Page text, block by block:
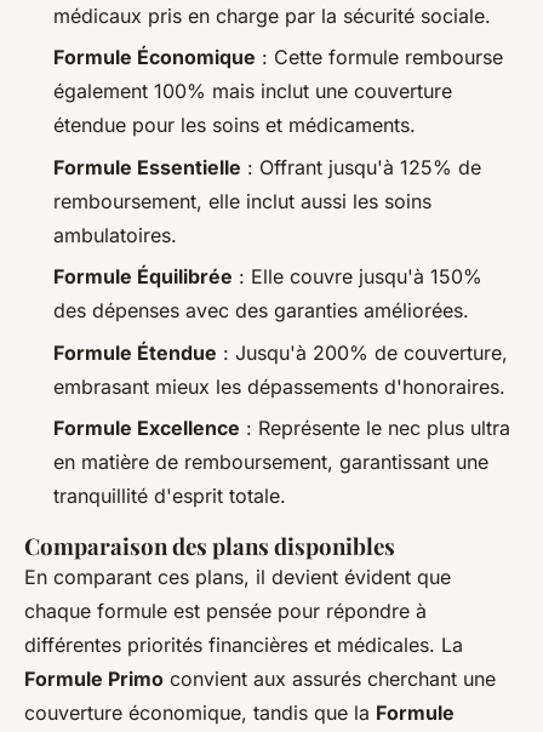
médicaux pris en charge par la sécurité sociale.
Formule Économique : Cette formule rembourse
également 100% mais inclut une couverture
étendue pour les soins et médicaments.
Formule Essentielle : Offrant jusqu'à 125% de
remboursement, elle inclut aussi les soins
ambulatoires.
Formule Équilibrée : Elle couvre jusqu'à 150%
des dépenses avec des garanties améliorées.
Formule Étendue : Jusqu'à 200% de couverture,
embrasant mieux les dépassements d'honoraires.
Formule Excellence : Représente le nec plus ultra
en matière de remboursement, garantissant une
tranquillité d'esprit totale.
Comparaison des plans disponibles
En comparant ces plans, il devient évident que
chaque formule est pensée pour répondre à
différentes priorités financières et médicales. La
Formule Primo convient aux assurés cherchant une
couverture économique, tandis que la Formule